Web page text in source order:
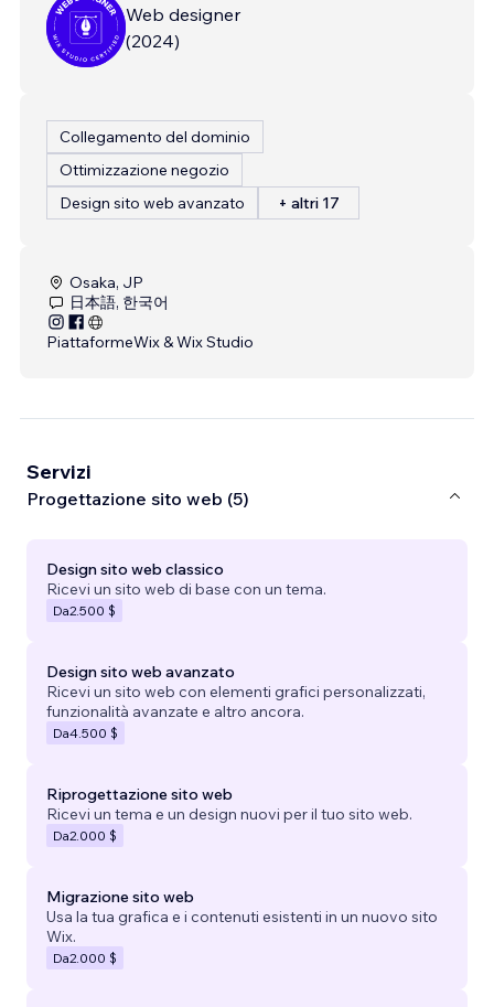
Web designer
(2024)
Collegamento del dominio
Ottimizzazione negozio
Design sito web avanzato
+ altri 17
Osaka, JP
日本語, 한국어
PiattaformeWix & Wix Studio
Servizi
Progettazione sito web (5)
Design sito web classico
Ricevi un sito web di base con un tema.
Da2.500 $
Design sito web avanzato
Ricevi un sito web con elementi grafici personalizzati,
funzionalità avanzate e altro ancora.
Da4.500 $
Riprogettazione sito web
Ricevi un tema e un design nuovi per il tuo sito web.
Da2.000 $
Migrazione sito web
Usa la tua grafica e i contenuti esistenti in un nuovo sito
Wix.
Da2.000 $